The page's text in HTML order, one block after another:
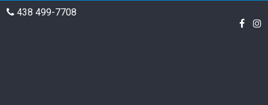
438 499-7708